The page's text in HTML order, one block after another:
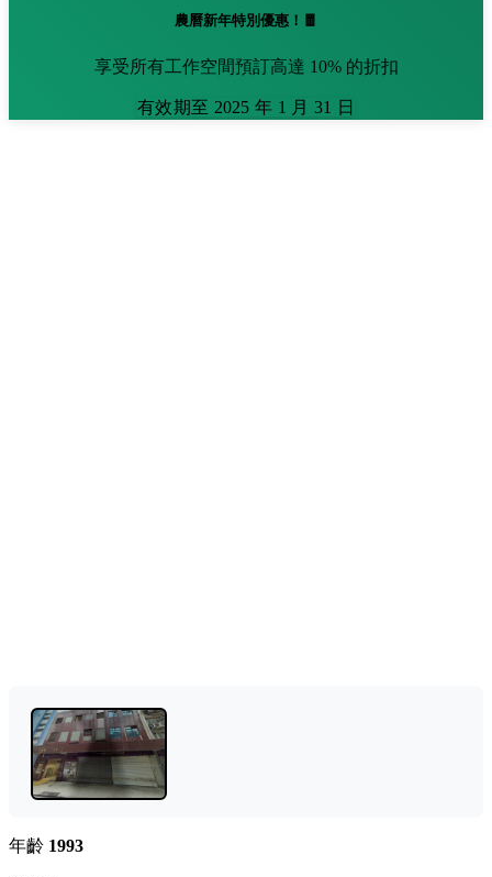
農曆新年特別優惠！🧧
享受所有工作空間預訂高達 10% 的折扣
有效期至 2025 年 1 月 31 日
年齡 1993